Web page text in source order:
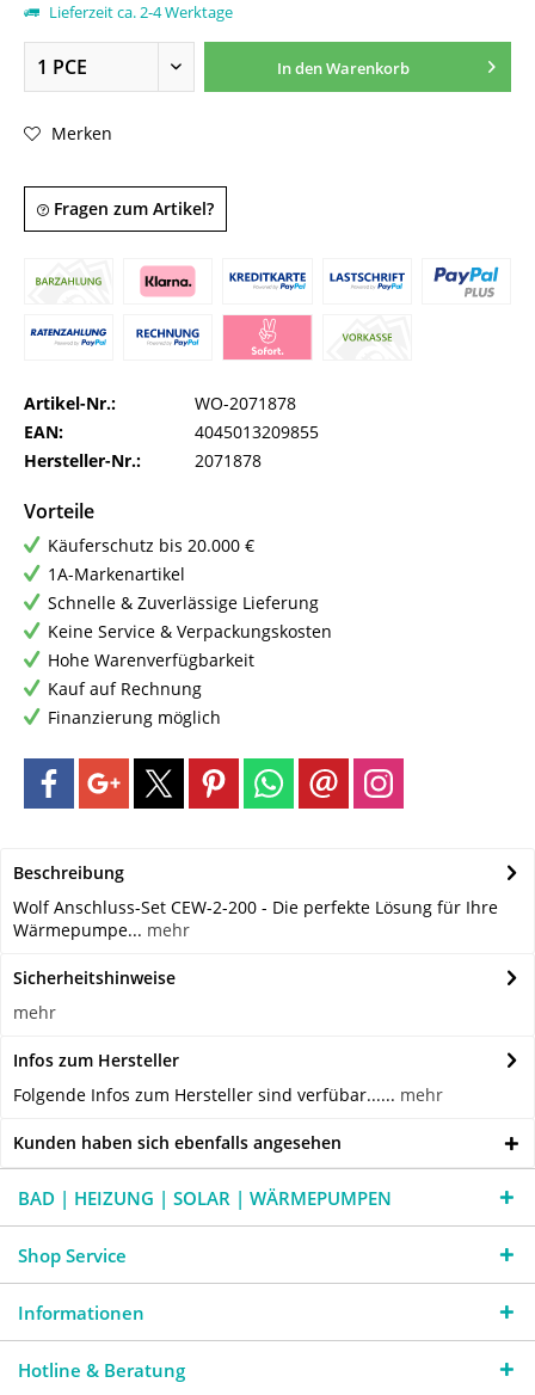
Lieferzeit ca. 2-4 Werktage
In denWarenkorb
Merken
Fragen zum Artikel?
Artikel-Nr.:
WO-2071878
EAN:
4045013209855
Hersteller-Nr.:
2071878
Vorteile
Käuferschutz bis 20.000 €
1A-Markenartikel
Schnelle & Zuverlässige Lieferung
Keine Service & Verpackungskosten
Hohe Warenverfügbarkeit
Kauf auf Rechnung
Finanzierung möglich
Beschreibung
Wolf Anschluss-Set CEW-2-200 - Die perfekte Lösung für Ihre
Wärmepumpe... mehr
Sicherheitshinweise
mehr
Infos zum Hersteller
Folgende Infos zum Hersteller sind verfübar...... mehr
Kunden haben sich ebenfalls angesehen
BAD | HEIZUNG | SOLAR | WÄRMEPUMPEN
Shop Service
Informationen
Hotline & Beratung